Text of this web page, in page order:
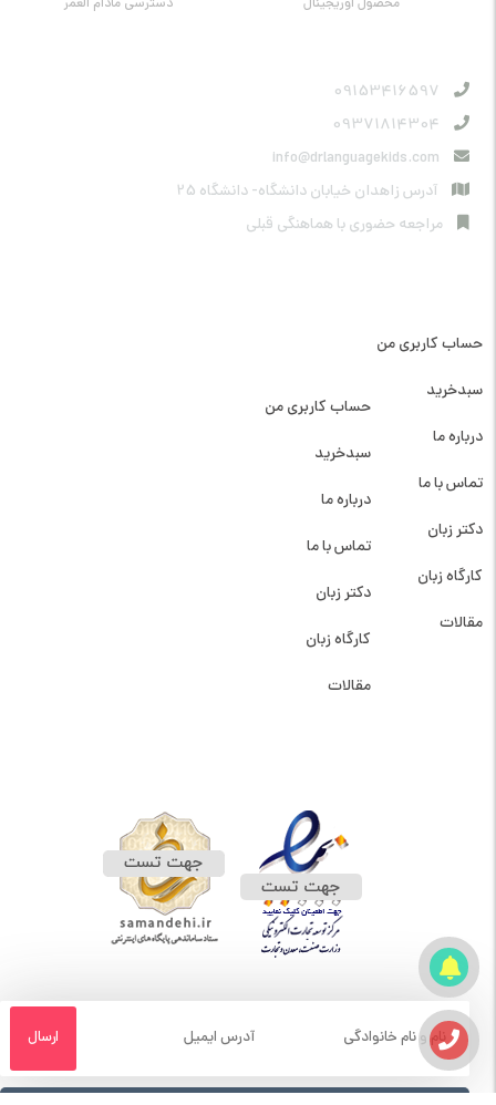
09153416597
09371814304
info@drlanguagekids.com
آدرس زاهدان خیابان دانشگاه- دانشگاه 25
مراجعه حضوری با هماهنگی قبلی
حساب کاربری من
سبدخرید
درباره ما
تماس با ما
دکتر زبان
کارگاه زبان
مقالات
حساب کاربری من
سبدخرید
درباره ما
تماس با ما
دکتر زبان
کارگاه زبان
مقالات